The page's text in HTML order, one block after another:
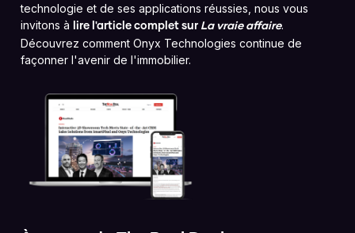
technologie et de ses applications réussies, nous vous
invitons à
lire l'article complet sur La vraie affaire.
Découvrez comment Onyx Technologies continue de
façonner l'avenir de l'immobilier.